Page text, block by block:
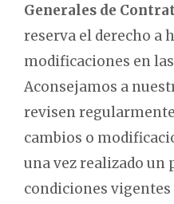
Generales de
reserva el derecho a
modificaciones en
Aconsejamos a
revisen
cambios o
una vez realizado un
condiciones vigentes